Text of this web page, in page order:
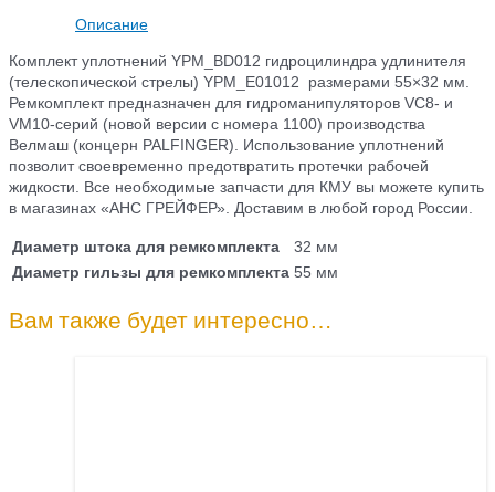
YPM_BD012
удлинителя
VM10/VC8
Описание
Комплект уплотнений YPM_BD012 гидроцилиндра удлинителя
(телескопической стрелы) YPM_E01012 размерами 55×32 мм.
Ремкомплект предназначен для гидроманипуляторов VC8- и
VM10-серий (новой версии с номера 1100) производства
Велмаш (концерн PALFINGER). Использование уплотнений
позволит своевременно предотвратить протечки рабочей
жидкости. Все необходимые запчасти для КМУ вы можете купить
в магазинах «АНС ГРЕЙФЕР». Доставим в любой город России.
Диаметр штока для ремкомплекта
32 мм
Диаметр гильзы для ремкомплекта 55 мм
Вам также будет интересно…